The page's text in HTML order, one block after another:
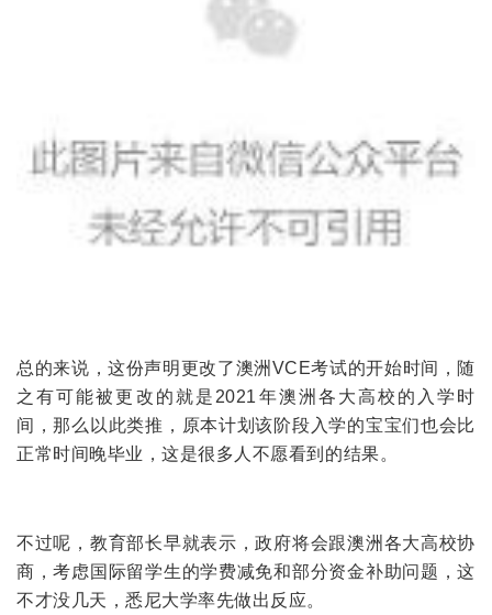
总的来说，这份声明更改了澳洲VCE考试的开始时间，随
之有可能被更改的就是2021年澳洲各大高校的入学时
间，那么以此类推，原本计划该阶段入学的宝宝们也会比
正常时间晚毕业，这是很多人不愿看到的结果。
不过呢，教育部长早就表示，政府将会跟澳洲各大高校协
商，考虑国际留学生的学费减免和部分资金补助问题，这
不才没几天，悉尼大学率先做出反应。